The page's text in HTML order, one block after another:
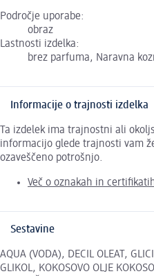
Področje uporabe:
obraz
Lastnosti izdelka:
brez parfuma, Naravna
Informacije o trajnosti izdelka
Ta izdelek ima trajnostni ali
informacijo glede trajnosti vam
ozaveščeno potrošnjo.
Več o oznakah in
Sestavine
AQUA (VODA), DECIL OLEAT,
GLIKOL, KOKOSOVO OLJE